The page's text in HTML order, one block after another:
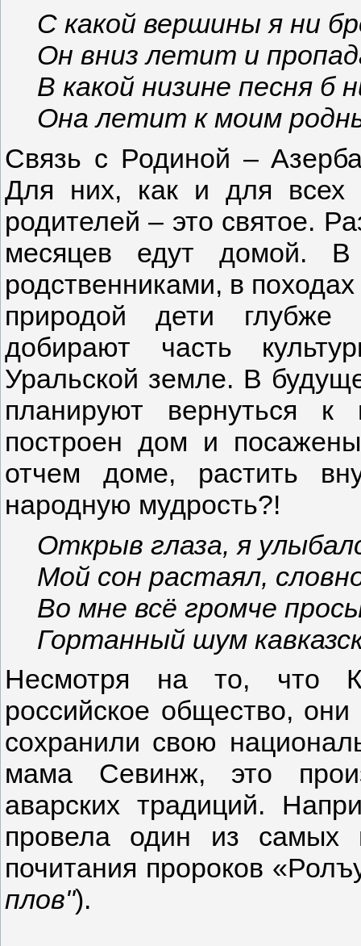
С какой вершины я ни
Он вниз летит и
В какой низине песня б
Она летит к моим
Связь с Родиной –
Для них, как и для всех
родителей – это святое.
месяцев едут домой. В
родственниками, в
природой дети глубже
добирают часть
Уральской земле. В
планируют вернуться
построен дом и
отчем доме, растить
народную мудрость?!
Открыв глаза, я
Мой сон растаял,
Во мне всё громче
Гортанный шум
Несмотря на то, что
российское общество,
сохранили свою
мама Севинж, это
аварских традиций.
провела один из самых
почитания пророков
плов").